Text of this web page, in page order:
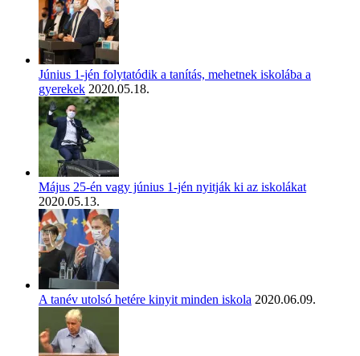
Június 1-jén folytatódik a tanítás, mehetnek iskolába a
gyerekek 2020.05.18.
Május 25-én vagy június 1-jén nyitják ki az iskolákat
2020.05.13.
A tanév utolsó hetére kinyit minden iskola 2020.06.09.